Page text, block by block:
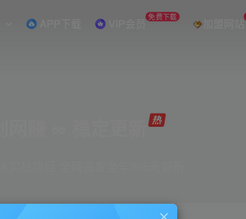
APP下载 VIP会员 免费下载 加盟网站